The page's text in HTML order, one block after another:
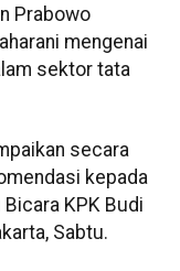
Prabowo
mengenai
sektor tata
secara
kepada
KPK Budi
Sabtu.